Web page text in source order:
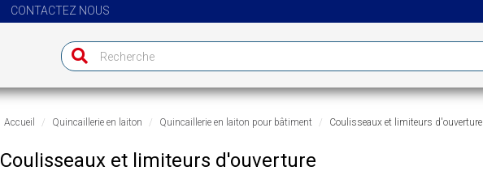
CONTACTEZ NOUS
Accueil Quincaillerie en laiton Quincaillerie en laiton pour bâtiment Coulisseaux et limiteurs d'ouverture
Coulisseaux et limiteurs d'ouverture